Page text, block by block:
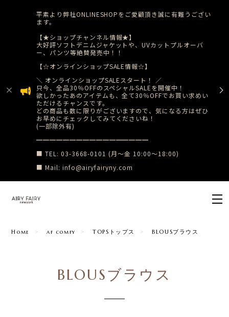
平素より弊社ONLINESHOPをご愛顧頂き誠に有難うござい
ます。
【★ショップチャンネル情報★】
大好評ソフトデニムジャケットや、UVカットプルオーバ
ー、パンツ等絶賛発売中！！
【☆オンラインショップSALE情報☆】
​＼ オンラインショップSALEスタート！ ／
只今、全品30％OFFのスペシャルSALEを開催中！
​欲しかったあのアイテムも、全て30％OFFでお買い求めい
ただけるチャンスです。
どの商品も数に限りがございますので、気になる方はぜひ
お早めにチェックしてみてくださいね！
(一部除外有)
​━━━━━━━━━━━━━━━━━
■ TEL: 03-3668-0101 (月〜金 10:00〜18:00)
■ Mail: info@airyfairyny.com
Home af comfy TOPSトップス BLOUSブラウス
BLOUSブラウス